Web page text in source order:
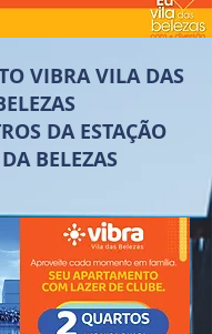
VIBRA VILA DAS
DA ESTAÇÃO
BELEZAS